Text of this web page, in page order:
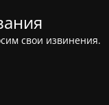
свои извинения.